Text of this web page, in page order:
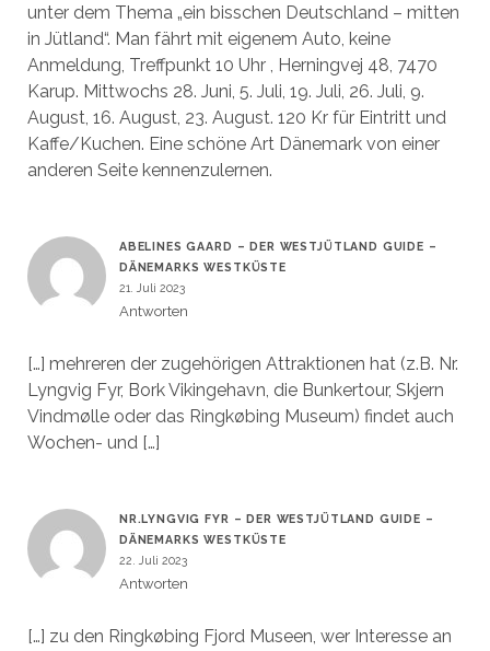
unter dem Thema „ein bisschen Deutschland – mitten
in Jütland“. Man fährt mit eigenem Auto, keine
Anmeldung, Treffpunkt 10 Uhr , Herningvej 48, 7470
Karup. Mittwochs 28. Juni, 5. Juli, 19. Juli, 26. Juli, 9.
August, 16. August, 23. August. 120 Kr für Eintritt und
Kaffe/Kuchen. Eine schöne Art Dänemark von einer
anderen Seite kennenzulernen.
ABELINES GAARD – DER WESTJÜTLAND GUIDE –
DÄNEMARKS WESTKÜSTE
21. Juli 2023
Antworten
[…] mehreren der zugehörigen Attraktionen hat (z.B. Nr.
Lyngvig Fyr, Bork Vikingehavn, die Bunkertour, Skjern
Vindmølle oder das Ringkøbing Museum) findet auch
Wochen- und […]
NR.LYNGVIG FYR – DER WESTJÜTLAND GUIDE –
DÄNEMARKS WESTKÜSTE
22. Juli 2023
Antworten
[…] zu den Ringkøbing Fjord Museen, wer Interesse an